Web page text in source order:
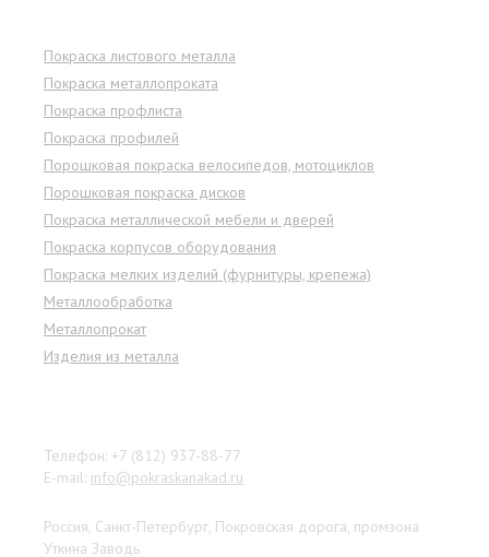
Покраска листового металла
Покраска металлопроката
Покраска профлиста
Покраска профилей
Порошковая покраска велосипедов, мотоциклов
Порошковая покраска дисков
Покраска металлической мебели и дверей
Покраска корпусов оборудования
Покраска мелких изделий (фурнитуры, крепежа)
Металлообработка
Металлопрокат
Изделия из металла
Телефон: +7 (812) 937-88-77
E-mail: info@pokraskanakad.ru
Россия, Санкт-Петербург, Покровская дорога, промзона
Уткина Заводь